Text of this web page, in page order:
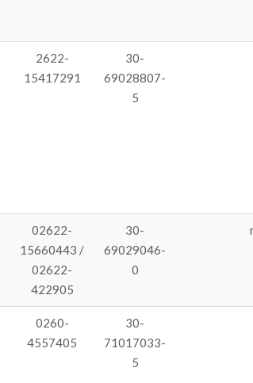
2622-
15417291
30-
69028807-
5
02622-
15660443 /
02622-
422905
30-
69029046-
0
0260-
4557405
30-
71017033-
5